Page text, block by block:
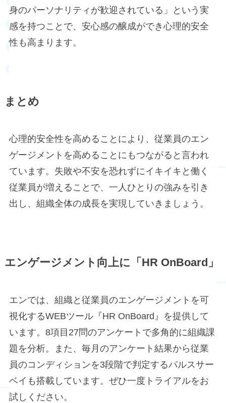
身のパーソナリティが歓迎されている」という実
感を持つことで、安心感の醸成ができ心理的安全
性も高まります。
まとめ
心理的安全性を高めることにより、従業員のエン
ゲージメントを高めることにもつながると言われ
ています。失敗や不安を恐れずにイキイキと働く
従業員が増えることで、一人ひとりの強みを引き
出し、組織全体の成長を実現していきましょう。
エンゲージメント向上に「HR OnBoard」
エンでは、組織と従業員のエンゲージメントを可
視化するWEBツール『HR OnBoard』を提供して
います。8項目27問のアンケートで多角的に組織課
題を分析。また、毎月のアンケート結果から従業
員のコンディションを3段階で判定するパルスサー
ベイも搭載しています。ぜひ一度トライアルをお
試しください。